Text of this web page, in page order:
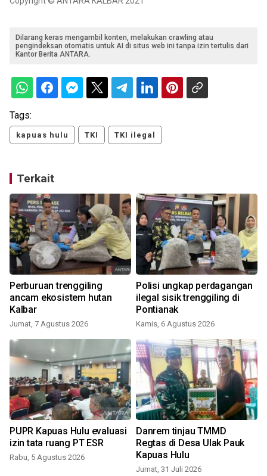
Dilarang keras mengambil konten, melakukan crawling atau
pengindeksan otomatis untuk AI di situs web ini tanpa izin tertulis dari
Kantor Berita ANTARA.
Tags:
kapuas hulu TKI TKI ilegal
Terkait
Perburuan trenggiling
ancam ekosistem hutan
Kalbar
Jumat, 7 Agustus 2026
Polisi ungkap perdagangan
ilegal sisik trenggiling di
Pontianak
Kamis, 6 Agustus 2026
PUPR Kapuas Hulu evaluasi
izin tata ruang PT ESR
Rabu, 5 Agustus 2026
Danrem tinjau TMMD
Regtas di Desa Ulak Pauk
Kapuas Hulu
Jumat, 31 Juli 2026